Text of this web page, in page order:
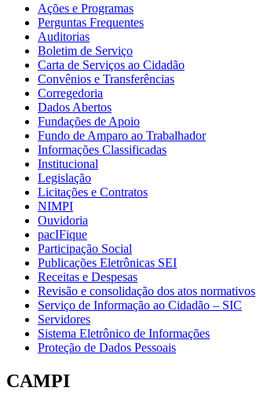
Ações e Programas
Perguntas Frequentes
Auditorias
Boletim de Serviço
Carta de Serviços ao Cidadão
Convênios e Transferências
Corregedoria
Dados Abertos
Fundações de Apoio
Fundo de Amparo ao Trabalhador
Informações Classificadas
Institucional
Legislação
Licitações e Contratos
NIMPI
Ouvidoria
pacIFique
Participação Social
Publicações Eletrônicas SEI
Receitas e Despesas
Revisão e consolidação dos atos normativos
Serviço de Informação ao Cidadão – SIC
Servidores
Sistema Eletrônico de Informações
Proteção de Dados Pessoais
CAMPI